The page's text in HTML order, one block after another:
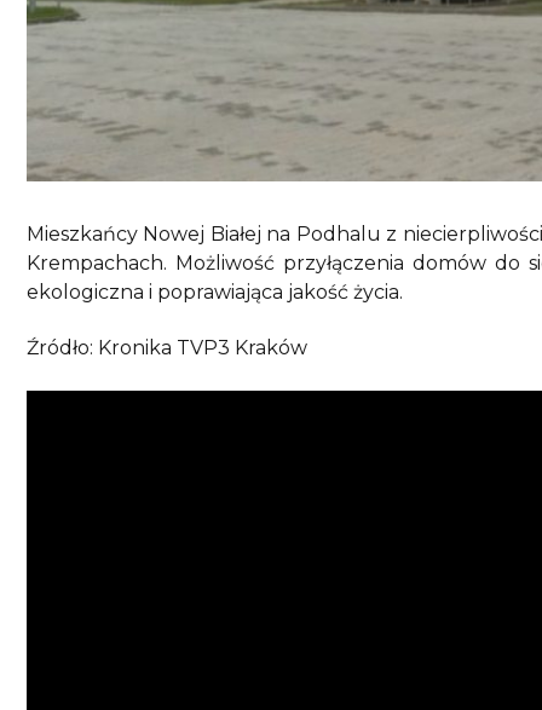
Mieszkańcy Nowej Białej na Podhalu z
Krempachach. Możliwość przyłączenia domów
ekologiczna i poprawiająca jakość życia.
Źródło: Kronika TVP3 Kraków